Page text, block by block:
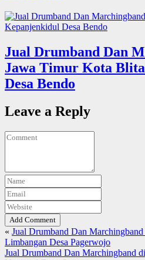
Jual Drumband Dan
Jawa Timur Kota
Desa Bendo
Leave a Reply
Add Comment
« Jual Drumband Dan
Limbangan Desa Pagerwojo
Jual Drumband Dan Marchingband